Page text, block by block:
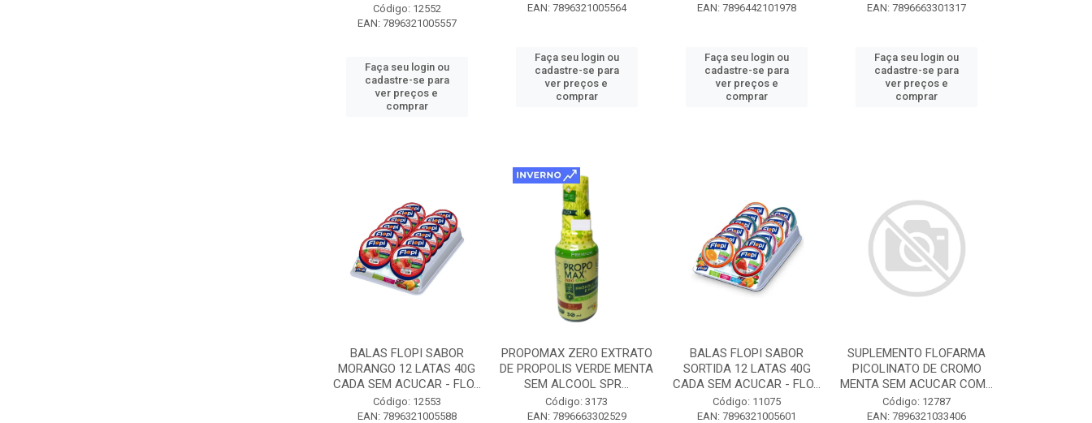
Código: 12552
EAN: 7896321005557
Faça seu login ou
cadastre-se para
ver preços e
comprar
EAN: 7896321005564
Faça seu login ou
cadastre-se para
ver preços e
comprar
EAN: 7896442101978
Faça seu login ou
cadastre-se para
ver preços e
comprar
EAN: 7896663301317
Faça seu login ou
cadastre-se para
ver preços e
comprar
BALAS FLOPI SABOR
MORANGO 12 LATAS 40G
CADA SEM ACUCAR - FLO...
Código: 12553
EAN: 7896321005588
PROPOMAX ZERO EXTRATO
DE PROPOLIS VERDE MENTA
SEM ALCOOL SPR...
Código: 3173
EAN: 7896663302529
BALAS FLOPI SABOR
SORTIDA 12 LATAS 40G
CADA SEM ACUCAR - FLO...
Código: 11075
EAN: 7896321005601
SUPLEMENTO FLOFARMA
PICOLINATO DE CROMO
MENTA SEM ACUCAR COM...
Código: 12787
EAN: 7896321033406